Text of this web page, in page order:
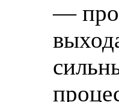
—